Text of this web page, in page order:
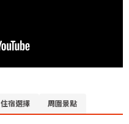
住宿選擇 周圍景點